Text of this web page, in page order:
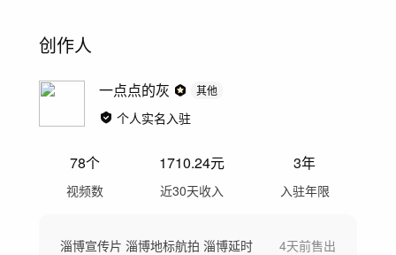
创作人
一点点的灰 其他
个人实名入驻
78个
视频数
1710.24元
近30天收入
3年
入驻年限
淄博宣传片 淄博地标航拍 淄博延时 4天前售出